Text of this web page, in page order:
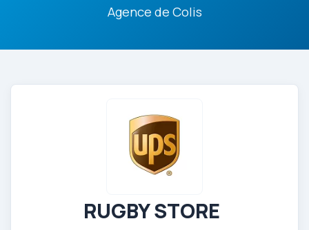
Agence de Colis
RUGBY STORE